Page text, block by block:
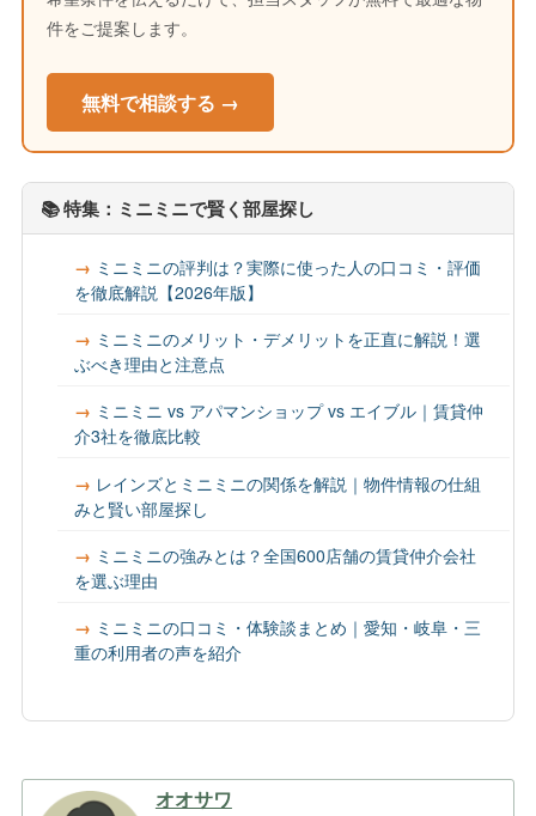
件をご提案します。
無料で相談する →
📚 特集：ミニミニで賢く部屋探し
ミニミニの評判は？実際に使った人の口コミ・評価
を徹底解説【2026年版】
ミニミニのメリット・デメリットを正直に解説！選
ぶべき理由と注意点
ミニミニ vs アパマンショップ vs エイブル｜賃貸仲
介3社を徹底比較
レインズとミニミニの関係を解説｜物件情報の仕組
みと賢い部屋探し
ミニミニの強みとは？全国600店舗の賃貸仲介会社
を選ぶ理由
ミニミニの口コミ・体験談まとめ｜愛知・岐阜・三
重の利用者の声を紹介
オオサワ